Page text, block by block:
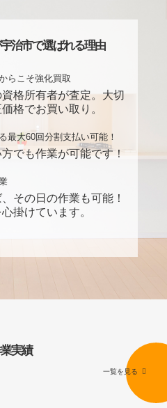
治市で選ばれる理由
らこそ強化買取
格所有者が査定。大切
格でお買い取り。
最大60回分割支払い可能！
でも作業が可能です！
その日の作業も可能！
掛けています。
実績
一覧を見る